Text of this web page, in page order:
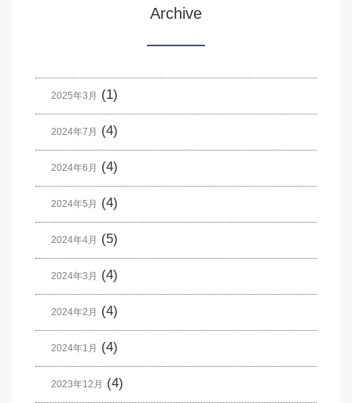
Archive
2025年3月 (1)
2024年7月 (4)
2024年6月 (4)
2024年5月 (4)
2024年4月 (5)
2024年3月 (4)
2024年2月 (4)
2024年1月 (4)
2023年12月 (4)